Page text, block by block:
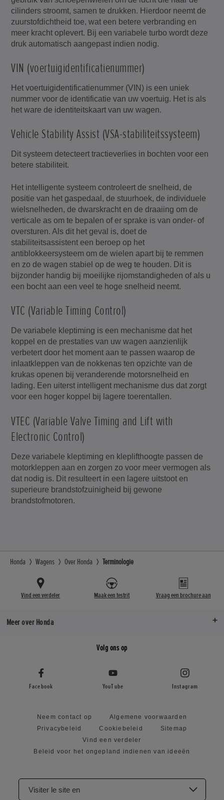
cilinders stroomt, samen te drukken. Hierdoor neemt de
zuurstofdichtheid toe, wat een betere verbranding en
meer kracht oplevert. Bij een variabele turbo wordt deze
druk automatisch aangepast indien nodig.
VIN (voertuigidentificatienummer)
Het voertuigidentificatienummer (VIN) is een uniek
nummer voor de identificatie van uw voertuig. Het is als
het ware de identiteitskaart van uw wagen.
Vehicle Stability Assist (VSA-stabiliteitssysteem)
Dit systeem detecteert tractieverlies in bochten voor een
betere stabiliteit.
Het intelligente systeem controleert de snelheid, de
positie van het gaspedaal, de stuurhoek, de individuele
wielsnelheden, de dwarskracht en de draaiing om de
verticale as om te bepalen of er sprake is van onder- of
oversturen. Als dit het geval is, doet de
stabiliteitsassistent een beroep op het
antiblokkeersysteem om de wielen apart bij te remmen
en zo de wagen stabiel op de weg te houden. Dit is
bijzonder handig bij moeilijke rijomstandigheden of als u
een bocht aan een veel te hoge snelheid neemt.
VTC (Variable Timing Control)
De variabele kleptiming is een mechanisme dat het
koppel en de prestaties van uw wagen aanzienlijk
verbetert door het moment aan te passen waarop de
inlaatkleppen van de nokkenas ten opzichte van de
krukas openen bij veranderende motorsnelheid en
lading. Een uiterst intelligent mechanisme dus dat zorgt
voor een hoger koppel bij lagere toerentallen.
VTEC (Variable Valve Timing and Lift with
Electronic Control)
Deze variabele kleptiming en kleplifthoogte passen de
motorkleppen aan en zorgen zo voor meer vermogen als
dat nodig is. Dit resulteert in een lagere uitstoot en
superieure brandstofzuinigheid bij gewone
brandstofmotoren.
Honda Wagens Over Honda Terminologie
Vind een verdeler Maak een testrit Vraag een brochure aan
Meer over Honda
Volg ons op
Facebook YouTube Instagram
Neem contact op
Algemene voorwaarden
Privacybeleid
Cookiebeleid
Sitemap
Vind een verdeler
Beleid voor het ongepland indienen van ideeën
Visiter le site en